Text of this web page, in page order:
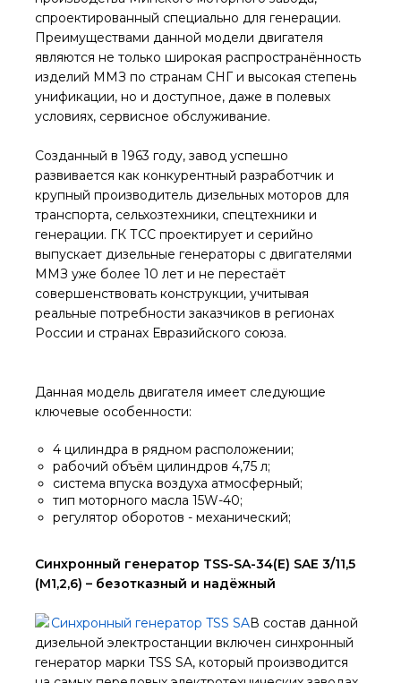
спроектированный специально для генерации.
Преимуществами данной модели двигателя
являются не только широкая распространённость
изделий ММЗ по странам СНГ и высокая степень
унификации, но и доступное, даже в полевых
условиях, сервисное обслуживание.
Созданный в 1963 году, завод успешно
развивается как конкурентный разработчик и
крупный производитель дизельных моторов для
транспорта, сельхозтехники, спецтехники и
генерации. ГК ТСС проектирует и серийно
выпускает дизельные генераторы с двигателями
ММЗ уже более 10 лет и не перестаёт
совершенствовать конструкции, учитывая
реальные потребности заказчиков в регионах
России и странах Евразийского союза.
Данная модель двигателя имеет следующие
ключевые особенности:
4 цилиндра в рядном расположении;
рабочий объём цилиндров 4,75 л;
система впуска воздуха атмосферный;
тип моторного масла 15W-40;
регулятор оборотов - механический;
Синхронный генератор TSS-SA-34(E) SAE 3/11,5
(М1,2,6) – безотказный и надёжный
В состав данной
дизельной электростанции включен синхронный
генератор марки TSS SA, который производится